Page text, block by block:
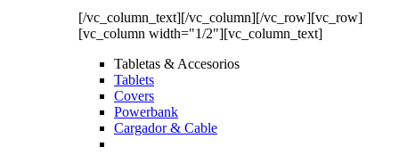
[/vc_column_text][/vc_column][/vc_row][vc_row]
[vc_column width="1/2"][vc_column_text]
Tabletas & Accesorios
Tablets
Covers
Powerbank
Cargador & Cable